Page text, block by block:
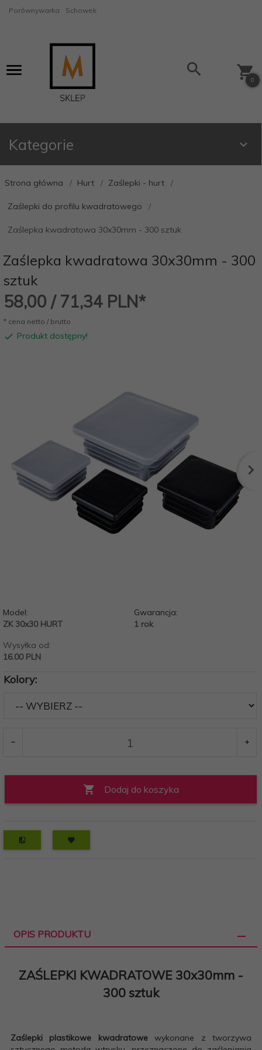
Porównywarka Schowek
0
Kategorie
Strona główna Hurt Zaślepki - hurt
Zaślepki do profilu kwadratowego
Zaślepka kwadratowa 30x30mm - 300 sztuk
Zaślepka kwadratowa 30x30mm - 300
sztuk
58,00 / 71,34 PLN*
* cena netto / brutto
Produkt dostępny!
Model:
ZK 30x30 HURT
Gwarancja:
1 rok
Wysyłka od:
16.00 PLN
Kolory:
Dodaj do koszyka
OPIS PRODUKTU
ZAŚLEPKI KWADRATOWE 30x30mm -
300 sztuk
Zaślepki plastikowe kwadratowewykonane z tworzywa